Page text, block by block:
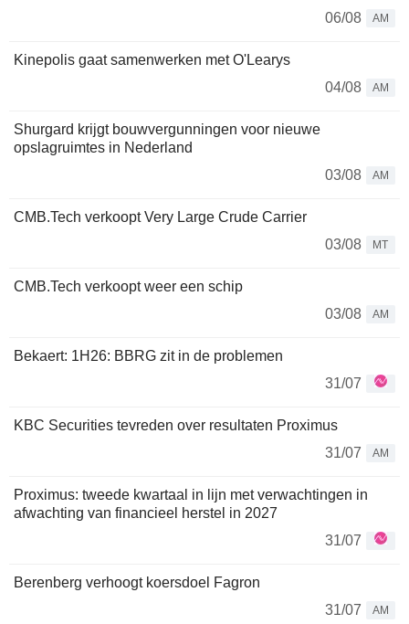
06/08 AM
Kinepolis gaat samenwerken met O'Learys
04/08
AM
Shurgard krijgt bouwvergunningen voor nieuwe
opslagruimtes in Nederland
03/08
AM
CMB.Tech verkoopt Very Large Crude Carrier
03/08
MT
CMB.Tech verkoopt weer een schip
03/08
AM
Bekaert: 1H26: BBRG zit in de problemen
31/07
KBC Securities tevreden over resultaten Proximus
31/07
AM
Proximus: tweede kwartaal in lijn met verwachtingen in
afwachting van financieel herstel in 2027
31/07
Berenberg verhoogt koersdoel Fagron
31/07
AM